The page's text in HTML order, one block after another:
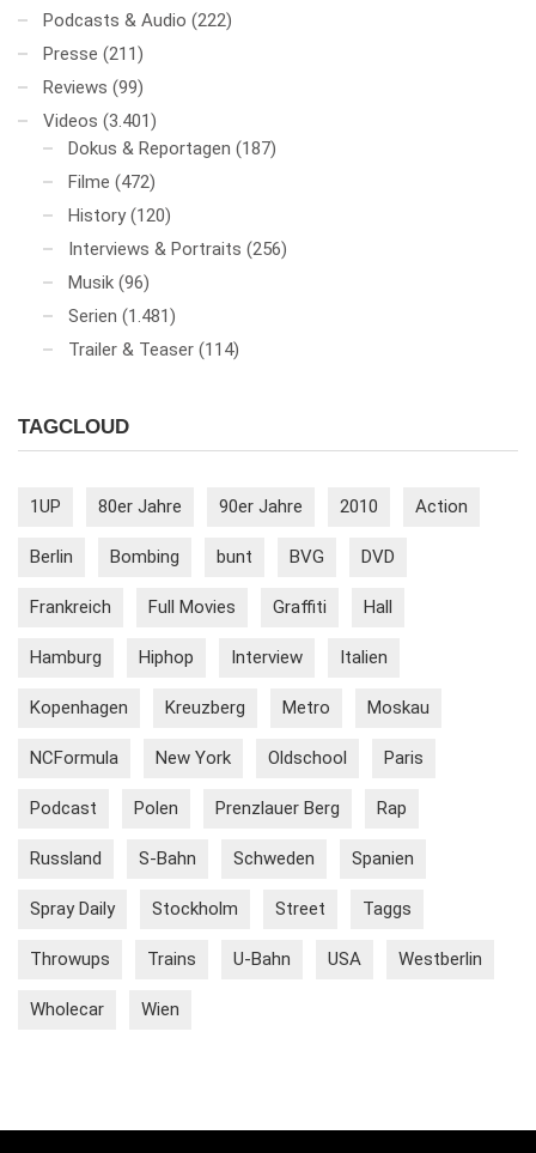
Podcasts & Audio (222)
Presse (211)
Reviews (99)
Videos (3.401)
Dokus & Reportagen (187)
Filme (472)
History (120)
Interviews & Portraits (256)
Musik (96)
Serien (1.481)
Trailer & Teaser (114)
TAGCLOUD
1UP 80er Jahre 90er Jahre 2010 Action
Berlin Bombing bunt BVG DVD
Frankreich Full Movies Graffiti Hall
Hamburg Hiphop Interview Italien
Kopenhagen Kreuzberg Metro Moskau
NCFormula New York Oldschool Paris
Podcast Polen Prenzlauer Berg Rap
Russland S-Bahn Schweden Spanien
Spray Daily Stockholm Street Taggs
Throwups Trains U-Bahn USA Westberlin
Wholecar Wien